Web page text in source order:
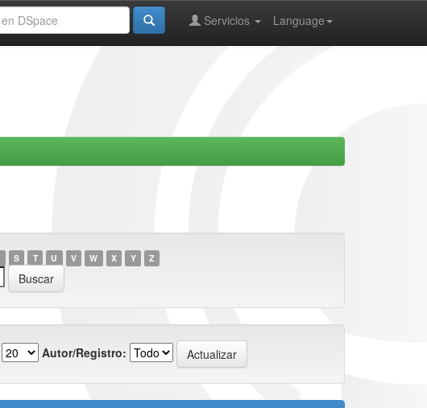
Language
Servicios
S T U V W X Y Z
Autor/Registro: